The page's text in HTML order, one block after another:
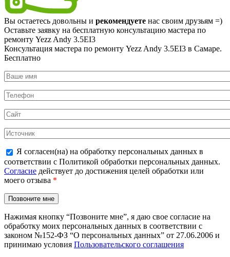
Вы остаетесь довольны и рекомендуете нас своим друзьям =)
Оставьте заявку на бесплатную консультацию мастера по
ремонту Yezz Andy 3.5EI3
Консультация мастера по ремонту Yezz Andy 3.5EI3 в Самаре.
Бесплатно
Я согласен(на) на обработку персональных данных в
соответствии с Политикой обработки персональных данных.
Согласие действует до достижения целей обработки или
моего отзыва *
Нажимая кнопку “Позвоните мне”, я даю свое согласие на
обработку моих персональных данных в соответствии с
законом №152-ФЗ “О персональных данных” от 27.06.2006 и
принимаю условия Пользовательского соглашения